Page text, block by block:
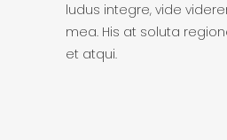
ludus integre, vide
mea. His at soluta
et atqui.